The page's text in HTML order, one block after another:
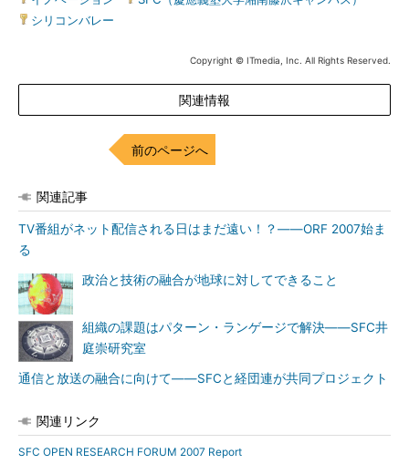
シリコンバレー
Copyright © ITmedia, Inc. All Rights Reserved.
関連情報
前のページへ
関連記事
TV番組がネット配信される日はまだ遠い！？――ORF 2007始ま
る
政治と技術の融合が地球に対してできること
組織の課題はパターン・ランゲージで解決――SFC井
庭崇研究室
通信と放送の融合に向けて――SFCと経団連が共同プロジェクト
関連リンク
SFC OPEN RESEARCH FORUM 2007 Report